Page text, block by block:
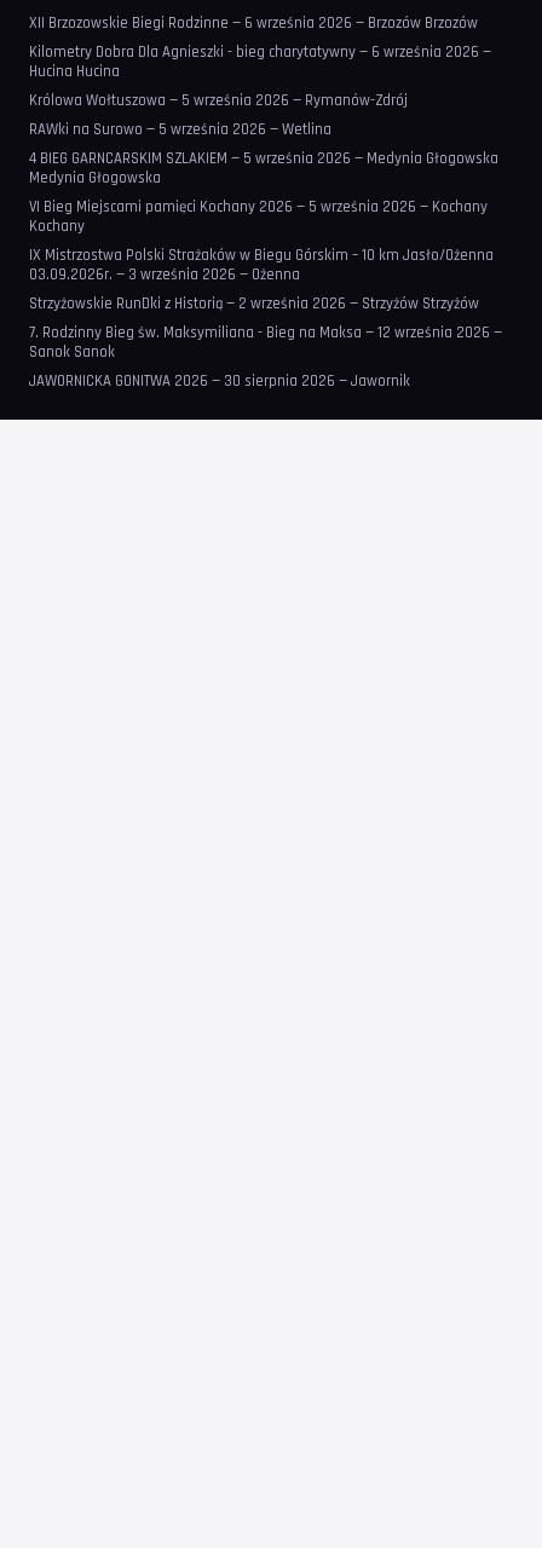
XII Brzozowskie Biegi Rodzinne — 6 września 2026 — Brzozów Brzozów
Kilometry Dobra Dla Agnieszki - bieg charytatywny — 6 września 2026 —
Hucina Hucina
Królowa Wołtuszowa — 5 września 2026 — Rymanów-Zdrój
RAWki na Surowo — 5 września 2026 — Wetlina
4 BIEG GARNCARSKIM SZLAKIEM — 5 września 2026 — Medynia Głogowska
Medynia Głogowska
VI Bieg Miejscami pamięci Kochany 2026 — 5 września 2026 — Kochany
Kochany
IX Mistrzostwa Polski Strażaków w Biegu Górskim – 10 km Jasło/Ożenna
03.09.2026r. — 3 września 2026 — Ożenna
Strzyżowskie RunDki z Historią — 2 września 2026 — Strzyżów Strzyżów
7. Rodzinny Bieg św. Maksymiliana - Bieg na Maksa — 12 września 2026 —
Sanok Sanok
JAWORNICKA GONITWA 2026 — 30 sierpnia 2026 — Jawornik